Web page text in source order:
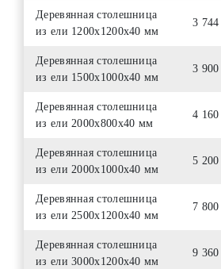
Деревянная столешница
из ели 1200х1200х40 мм
3 744
Деревянная столешница
из ели 1500х1000х40 мм
3 900
Деревянная столешница
из ели 2000х800х40 мм
4 160
Деревянная столешница
из ели 2000х1000х40 мм
5 200
Деревянная столешница
из ели 2500х1200х40 мм
7 800
Деревянная столешница
из ели 3000х1200х40 мм
9 360